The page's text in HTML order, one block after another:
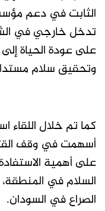
الثابت في دعم
تدخل خارجي في
على عودة الحياة
وتحقيق سلام
كما تم خلال اللقاء
أسهمت في وقف
على أهمية
السلام في
الصراع في السودان.